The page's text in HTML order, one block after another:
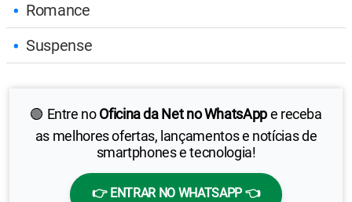
Romance
Suspense
🟢 Entre noOficina da Net no WhatsAppe receba
as melhores ofertas, lançamentos e notícias de
smartphones e tecnologia!
👉 ENTRAR NO WHATSAPP 👈